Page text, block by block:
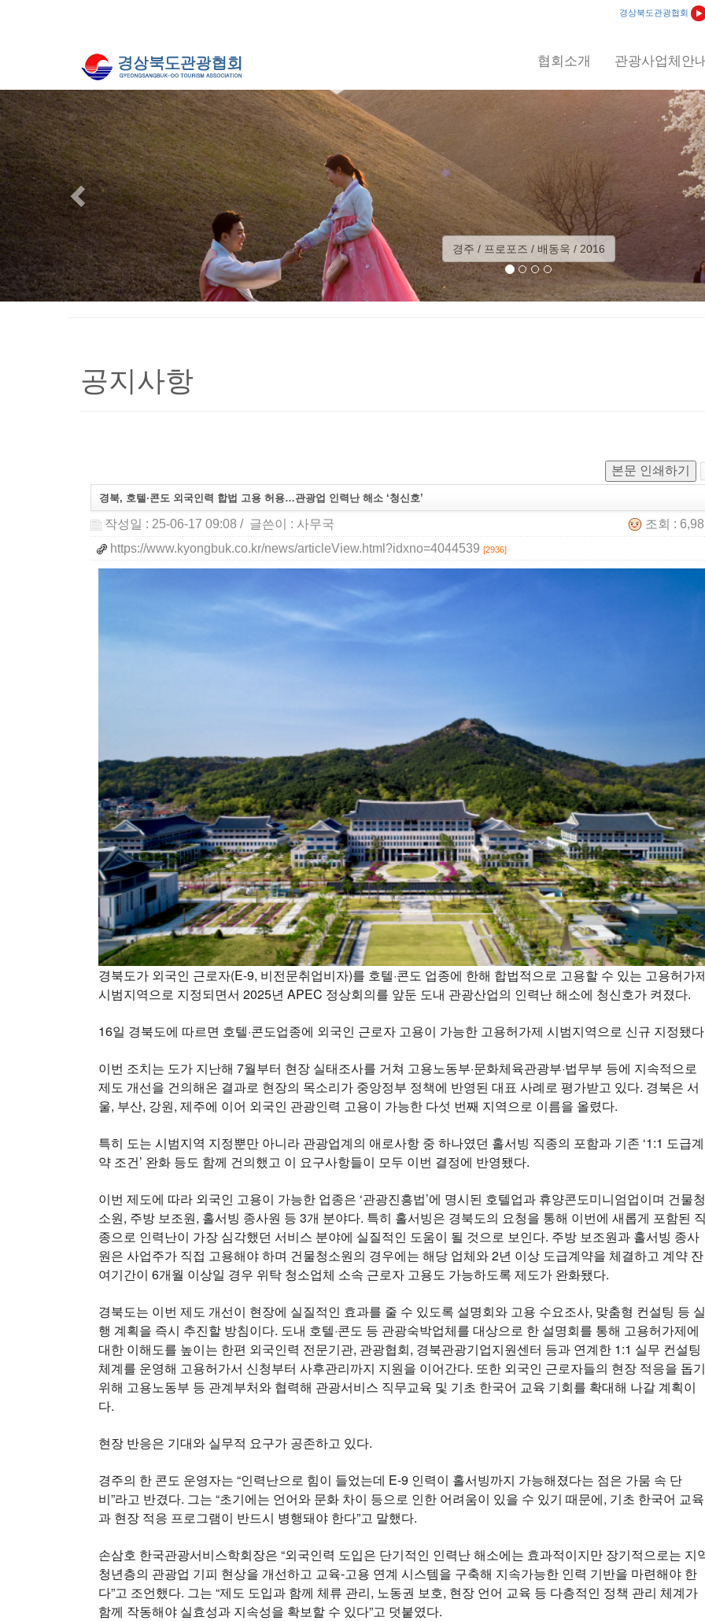
경상북도관광협회
협회소개 관광사업체안
예천 / 회룡포 일출 / 이상익 / 2012
Previous
공지사항
본문 인쇄하기
경북, 호텔·콘도 외국인력 합법 고용 허용…관광업 인력난 해소 ‘청신호’
작성일 : 25-06-17 09:08 / 글쓴이 : 사무국
조회 :
https://www.kyongbuk.co.kr/news/articleView.html?idxno=4044539 [2936]
경북도가 외국인 근로자(E-9, 비전문취업비자)를 호텔·콘도 업종에 한해 합법적으로 고용할 수 있는 고용허가
시범지역으로 지정되면서 2025년 APEC 정상회의를 앞둔 도내 관광산업의 인력난 해소에 청신호가 켜졌다.
16일 경북도에 따르면 호텔·콘도업종에 외국인 근로자 고용이 가능한 고용허가제 시범지역으로 신규 지정됐
이번 조치는 도가 지난해 7월부터 현장 실태조사를 거쳐 고용노동부·문화체육관광부·법무부 등에 지속적으로
제도 개선을 건의해온 결과로 현장의 목소리가 중앙정부 정책에 반영된 대표 사례로 평가받고 있다. 경북은 서
울, 부산, 강원, 제주에 이어 외국인 관광인력 고용이 가능한 다섯 번째 지역으로 이름을 올렸다.
특히 도는 시범지역 지정뿐만 아니라 관광업계의 애로사항 중 하나였던 홀서빙 직종의 포함과 기존 ‘1:1 도급계
약 조건’ 완화 등도 함께 건의했고 이 요구사항들이 모두 이번 결정에 반영됐다.
이번 제도에 따라 외국인 고용이 가능한 업종은 ‘관광진흥법’에 명시된 호텔업과 휴양콘도미니엄업이며 건물청
소원, 주방 보조원, 홀서빙 종사원 등 3개 분야다. 특히 홀서빙은 경북도의 요청을 통해 이번에 새롭게 포함된
종으로 인력난이 가장 심각했던 서비스 분야에 실질적인 도움이 될 것으로 보인다. 주방 보조원과 홀서빙 종사
원은 사업주가 직접 고용해야 하며 건물청소원의 경우에는 해당 업체와 2년 이상 도급계약을 체결하고 계약 잔
여기간이 6개월 이상일 경우 위탁 청소업체 소속 근로자 고용도 가능하도록 제도가 완화됐다.
경북도는 이번 제도 개선이 현장에 실질적인 효과를 줄 수 있도록 설명회와 고용 수요조사, 맞춤형 컨설팅 등 실
행 계획을 즉시 추진할 방침이다. 도내 호텔·콘도 등 관광숙박업체를 대상으로 한 설명회를 통해 고용허가제에
대한 이해도를 높이는 한편 외국인력 전문기관, 관광협회, 경북관광기업지원센터 등과 연계한 1:1 실무 컨설팅
체계를 운영해 고용허가서 신청부터 사후관리까지 지원을 이어간다. 또한 외국인 근로자들의 현장 적응을 돕기
위해 고용노동부 등 관계부처와 협력해 관광서비스 직무교육 및 기초 한국어 교육 기회를 확대해 나갈 계획이
다.
현장 반응은 기대와 실무적 요구가 공존하고 있다.
경주의 한 콘도 운영자는 “인력난으로 힘이 들었는데 E-9 인력이 홀서빙까지 가능해졌다는 점은 가뭄 속 단
비”라고 반겼다. 그는 “초기에는 언어와 문화 차이 등으로 인한 어려움이 있을 수 있기 때문에, 기초 한국어 교육
과 현장 적응 프로그램이 반드시 병행돼야 한다”고 말했다.
손삼호 한국관광서비스학회장은 “외국인력 도입은 단기적인 인력난 해소에는 효과적이지만 장기적으로는 지
청년층의 관광업 기피 현상을 개선하고 교육-고용 연계 시스템을 구축해 지속가능한 인력 기반을 마련해야 한
다”고 조언했다. 그는 “제도 도입과 함께 체류 관리, 노동권 보호, 현장 언어 교육 등 다층적인 정책 관리 체계가
함께 작동해야 실효성과 지속성을 확보할 수 있다”고 덧붙였다.